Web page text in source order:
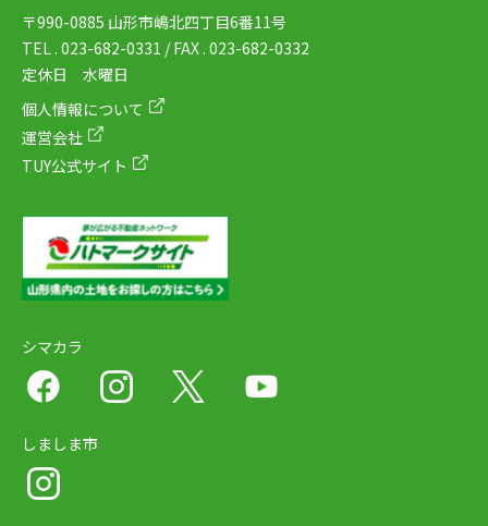
〒990-0885 山形市嶋北四丁目6番11号
TEL . 023-682-0331 / FAX . 023-682-0332
定休日 水曜日
個人情報について
運営会社
TUY公式サイト
シマカラ
しましま市